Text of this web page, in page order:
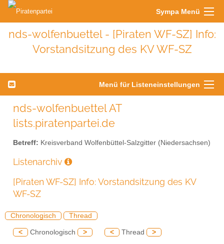
Sympa Menü
nds-wolfenbuettel - [Piraten WF-SZ] Info:
Vorstandsitzung des KV WF-SZ
Menü für Listeneinstellungen
nds-wolfenbuettel AT
lists.piratenpartei.de
Betreff: Kreisverband Wolfenbüttel-Salzgitter (Niedersachsen)
Listenarchiv
[Piraten WF-SZ] Info: Vorstandsitzung des KV
WF-SZ
Chronologisch Thread
< Chronologisch > < Thread >